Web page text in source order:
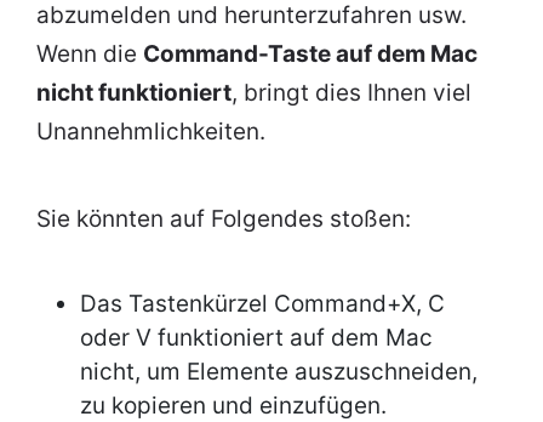
abzumelden und herunterzufahren usw.
Wenn die Command-Taste auf dem Mac
nicht funktioniert, bringt dies Ihnen viel
Unannehmlichkeiten.
Sie könnten auf Folgendes stoßen:
Das Tastenkürzel Command+X, C
oder V funktioniert auf dem Mac
nicht, um Elemente auszuschneiden,
zu kopieren und einzufügen.